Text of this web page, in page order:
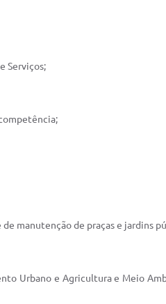
Serviços;
manutenção de praças e jardins
Urbano e Agricultura e Meio